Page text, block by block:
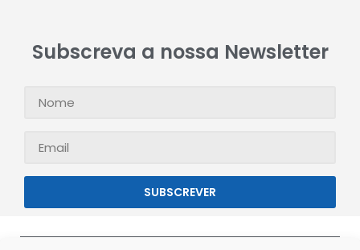
Subscreva a nossa Newsletter
SUBSCREVER